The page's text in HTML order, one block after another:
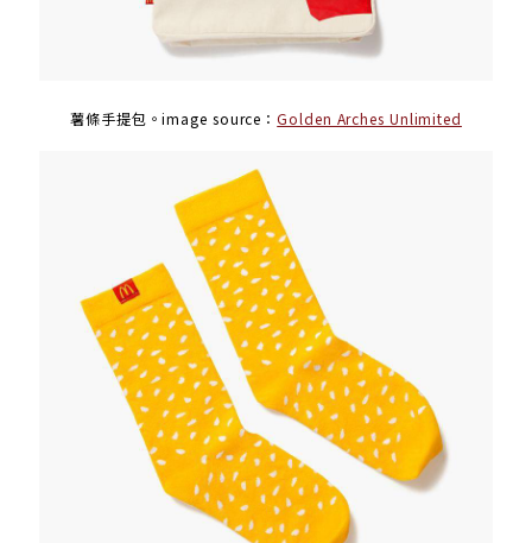
薯條手提包。image source：Golden Arches Unlimited